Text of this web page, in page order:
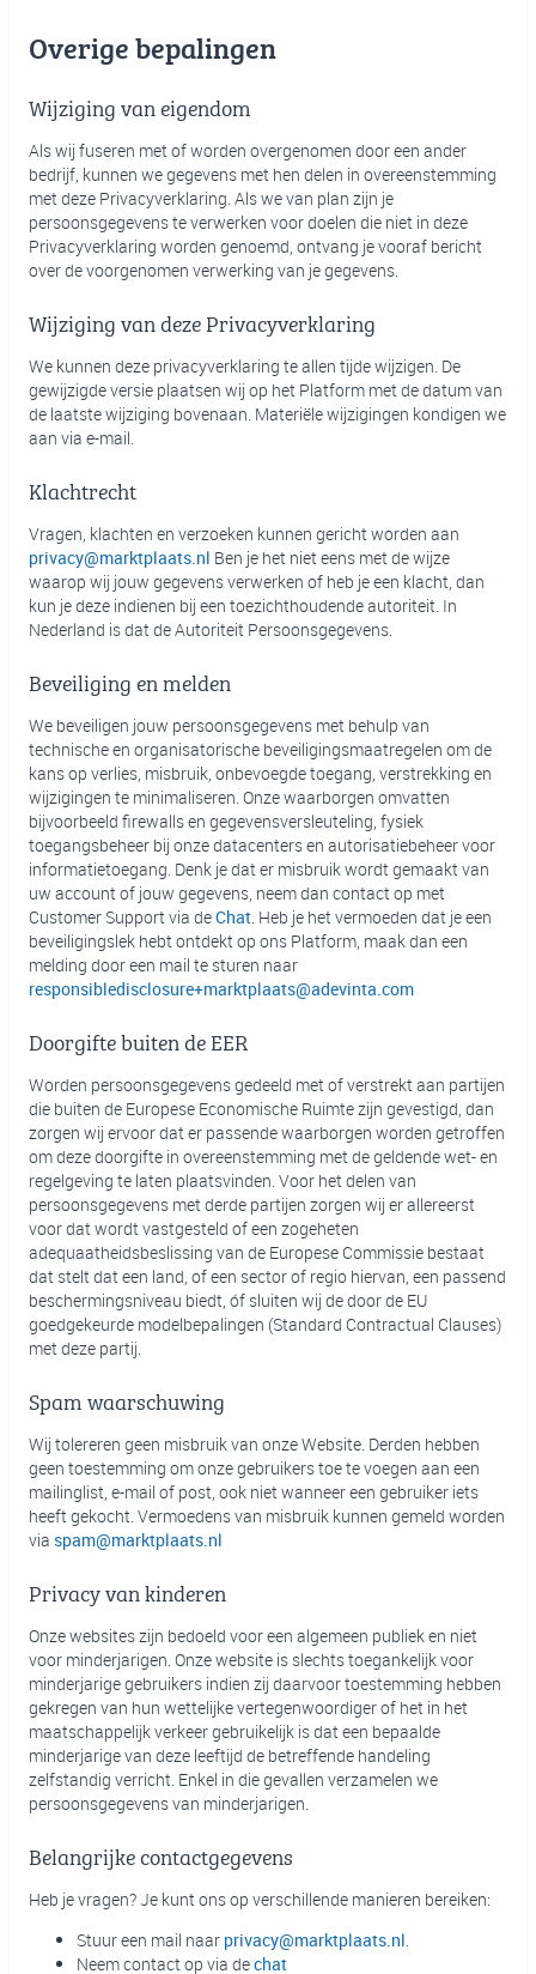
Overige bepalingen
Wijziging van eigendom
Als wij fuseren met of worden overgenomen door een ander
bedrijf, kunnen we gegevens met hen delen in overeenstemming
met deze Privacyverklaring. Als we van plan zijn je
persoonsgegevens te verwerken voor doelen die niet in deze
Privacyverklaring worden genoemd, ontvang je vooraf bericht
over de voorgenomen verwerking van je gegevens.
Wijziging van deze Privacyverklaring
We kunnen deze privacyverklaring te allen tijde wijzigen. De
gewijzigde versie plaatsen wij op het Platform met de datum van
de laatste wijziging bovenaan. Materiële wijzigingen kondigen we
aan via e-mail.
Klachtrecht
Vragen, klachten en verzoeken kunnen gericht worden aan
privacy@marktplaats.nl Ben je het niet eens met de wijze
waarop wij jouw gegevens verwerken of heb je een klacht, dan
kun je deze indienen bij een toezichthoudende autoriteit. In
Nederland is dat de Autoriteit Persoonsgegevens.
Beveiliging en melden
We beveiligen jouw persoonsgegevens met behulp van
technische en organisatorische beveiligingsmaatregelen om de
kans op verlies, misbruik, onbevoegde toegang, verstrekking en
wijzigingen te minimaliseren. Onze waarborgen omvatten
bijvoorbeeld firewalls en gegevensversleuteling, fysiek
toegangsbeheer bij onze datacenters en autorisatiebeheer voor
informatietoegang. Denk je dat er misbruik wordt gemaakt van
uw account of jouw gegevens, neem dan contact op met
Customer Support via deChat. Heb je het vermoeden dat je een
beveiligingslek hebt ontdekt op ons Platform, maak dan een
melding door een mail te sturen naar
responsibledisclosure+marktplaats@adevinta.com
Doorgifte buiten de EER
Worden persoonsgegevens gedeeld met of verstrekt aan partijen
die buiten de Europese Economische Ruimte zijn gevestigd, dan
zorgen wij ervoor dat er passende waarborgen worden getroffen
om deze doorgifte in overeenstemming met de geldende wet- en
regelgeving te laten plaatsvinden. Voor het delen van
persoonsgegevens met derde partijen zorgen wij er allereerst
voor dat wordt vastgesteld of een zogeheten
adequaatheidsbeslissing van de Europese Commissie bestaat
dat stelt dat een land, of een sector of regio hiervan, een passend
beschermingsniveau biedt, óf sluiten wij de door de EU
goedgekeurde modelbepalingen (Standard Contractual Clauses)
met deze partij.
Spam waarschuwing
Wij tolereren geen misbruik van onze Website. Derden hebben
geen toestemming om onze gebruikers toe te voegen aan een
mailinglist, e-mail of post, ook niet wanneer een gebruiker iets
heeft gekocht. Vermoedens van misbruik kunnen gemeld worden
via spam@marktplaats.nl
Privacy van kinderen
Onze websites zijn bedoeld voor een algemeen publiek en niet
voor minderjarigen. Onze website is slechts toegankelijk voor
minderjarige gebruikers indien zij daarvoor toestemming hebben
gekregen van hun wettelijke vertegenwoordiger of het in het
maatschappelijk verkeer gebruikelijk is dat een bepaalde
minderjarige van deze leeftijd de betreffende handeling
zelfstandig verricht. Enkel in die gevallen verzamelen we
persoonsgegevens van minderjarigen.
Belangrijke contactgegevens
Heb je vragen? Je kunt ons op verschillende manieren bereiken:
Stuur een mail naar privacy@marktplaats.nl.
Neem contact op via dechat